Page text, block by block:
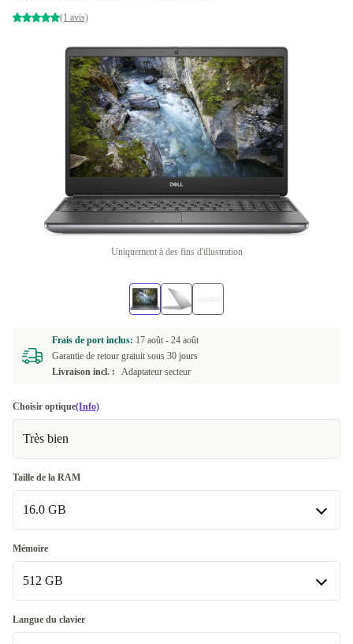
(1 avis)
Uniquement à des fins d'illustration
Frais de port inclus: 17 août - 24 août
Garantie de retour gratuit sous 30 jours
Livraison incl. :
Adaptateur secteur
Choisir optique(Info)
Très bien
Taille de la RAM
16.0 GB
16.0 GB
64.0 GB +439,00 €
Mémoire
512 GB
512 GB
Langue du clavier